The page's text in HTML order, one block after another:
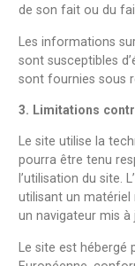
de son fait ou du
Les informations
sont susceptibles
sont fournies sous
3. Limitations
Le site utilise la
pourra être tenu
l’utilisation du site.
utilisant un
un navigateur mis à
Le site est hébergé